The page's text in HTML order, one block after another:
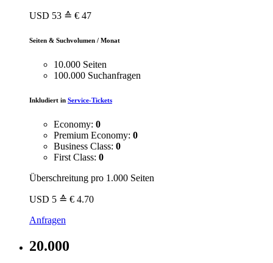
USD 53 ≙ € 47
Seiten & Suchvolumen / Monat
10.000 Seiten
100.000 Suchanfragen
Inkludiert in Service-Tickets
Economy: 0
Premium Economy: 0
Business Class: 0
First Class: 0
Überschreitung pro 1.000 Seiten
USD 5 ≙ € 4.70
Anfragen
20.000